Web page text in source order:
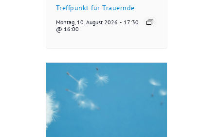
Treffpunkt für Trauernde
Montag, 10. August 2026
@ 16:00
- 17:30